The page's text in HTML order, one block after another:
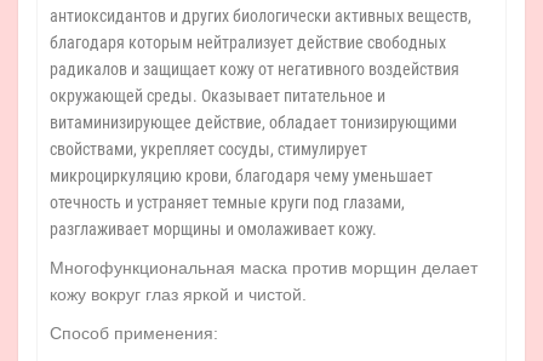
антиоксидантов и других биологически активных веществ,
благодаря которым нейтрализует действие свободных
радикалов и защищает кожу от негативного воздействия
окружающей среды. Оказывает питательное и
витаминизирующее действие, обладает тонизирующими
свойствами, укрепляет сосуды, стимулирует
микроциркуляцию крови, благодаря чему уменьшает
отечность и устраняет темные круги под глазами,
разглаживает морщины и омолаживает кожу.
Многофункциональная маска против морщин делает
кожу вокруг глаз яркой и чистой.
Способ применения: